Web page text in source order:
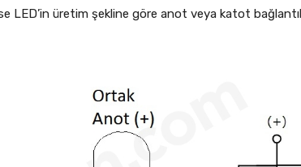
LED’in üretim şekline göre anot veya katot